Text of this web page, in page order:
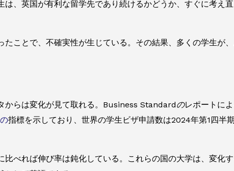
、英国が有利な留学先であり続けるかどうか、すぐに考え
ことで、不確実性が生じている。その結果、多くの学生が
らは変化が見て取れる。 Business Standardのレポートに
指標を示しており、世界の学生ビザ申請数は2024年第1四半
べれば伸び率は鈍化している。これらの国の大学は、変化